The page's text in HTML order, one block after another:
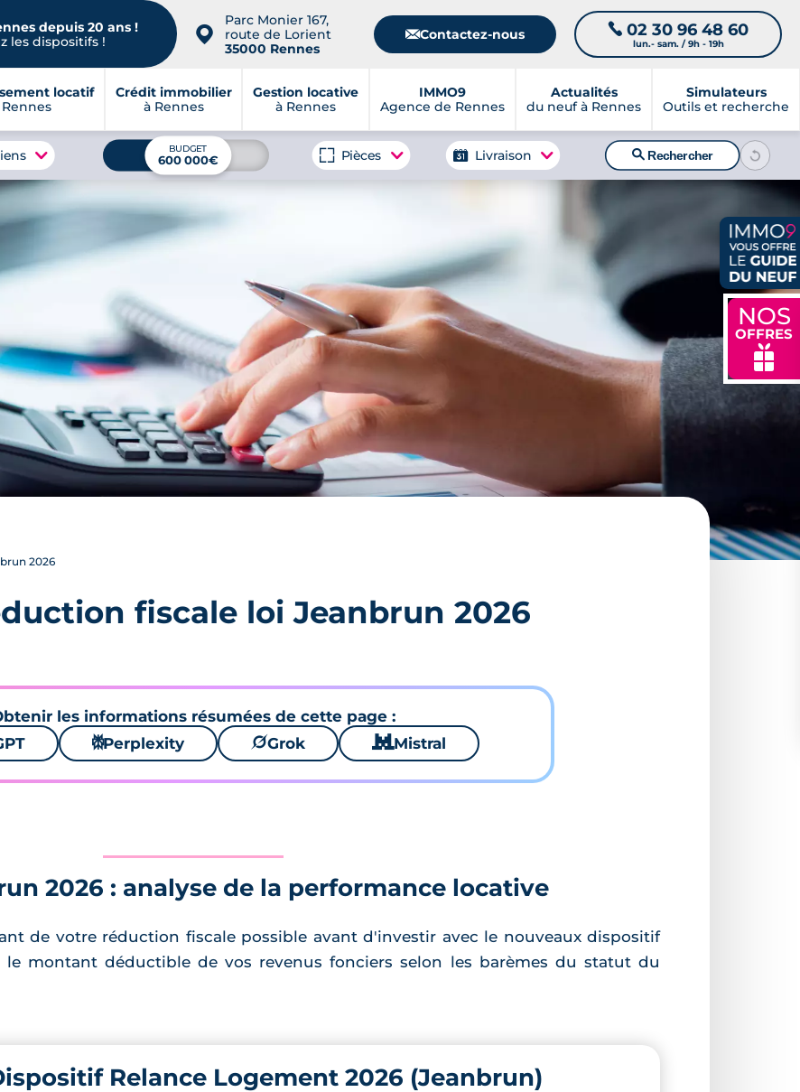
depuis 20 ans !
les dispositifs !
📍
Parc Monier 167,
route de Lorient
35000 Rennes
📧Contactez-nous 📞 02 30 96 48 60
lun.- sam. / 9h - 19h
locatif
Rennes
Crédit immobilier
à Rennes
Gestion locative
à Rennes
IMMO9
Agence de Rennes
Actualités
du neuf à Rennes
Simulateurs
Outils et recherche
NOS
OFFRES
🎁
BUDGET
600 000€ Pièces Livraison 🔍Rechercher
2026
fiscale loi Jeanbrun 2026
les informations résumées de cette page :
⚙Perplexity 🪐Grok 🐱 Mistral
2026 : analyse de la performance locative
de votre réduction fiscale possible avant d'investir avec le nouveaux dispositif
montant déductible de vos revenus fonciers selon les barèmes du statut du
Relance Logement 2026 (Jeanbrun)